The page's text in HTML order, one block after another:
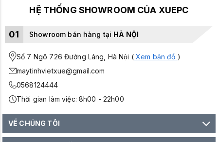
HỆ THỐNG SHOWROOM CỦA XUEPC
01 Showroom bán hàng tại HÀ NỘI
Số 7 Ngõ 726 Đường Láng, Hà Nội (Xem bản đồ )
maytinhvietxue@gmail.com
0568124444
Thời gian làm việc: 8h00 - 22h00
VỀ CHÚNG TÔI